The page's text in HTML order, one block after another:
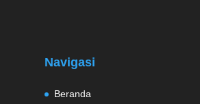
Navigasi
Beranda